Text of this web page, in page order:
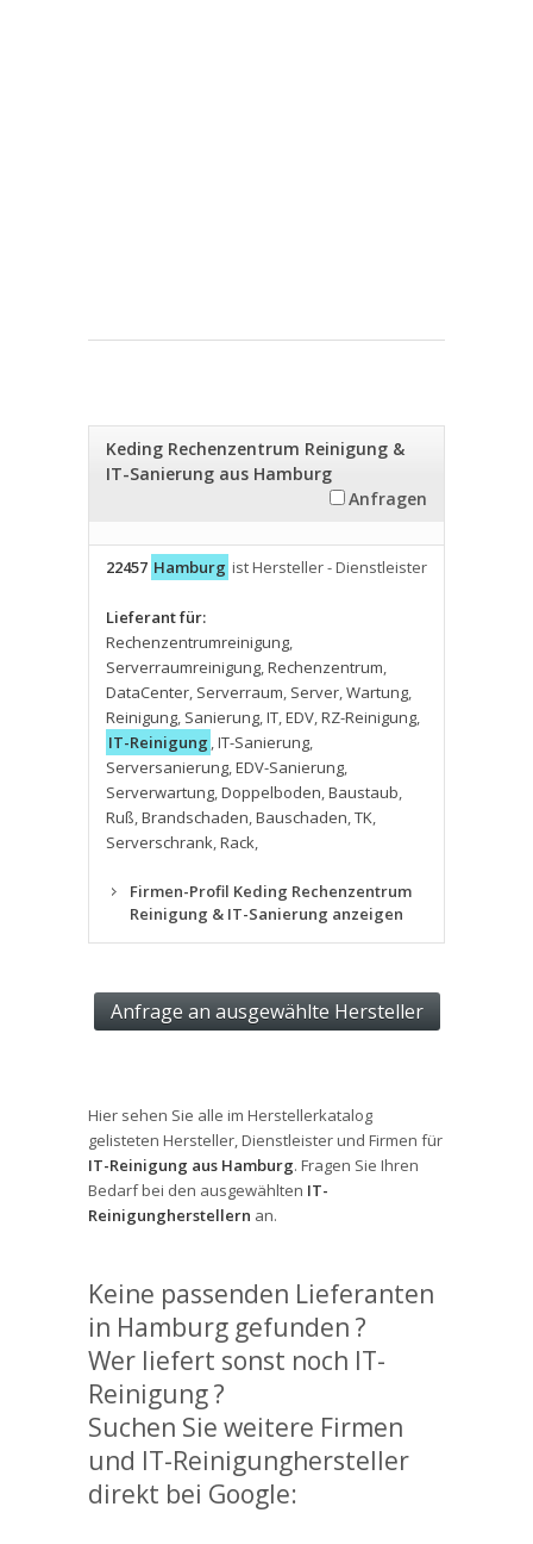
Keding Rechenzentrum Reinigung &
IT-Sanierung aus Hamburg
Anfragen
22457 Hamburg ist Hersteller - Dienstleister
Lieferant für:
Rechenzentrumreinigung,
Serverraumreinigung,Rechenzentrum,
DataCenter, Serverraum, Server,Wartung,
Reinigung, Sanierung,IT,EDV,RZ-Reinigung,
IT-Reinigung ,IT-Sanierung,
Serversanierung,EDV-Sanierung,
Serverwartung,Doppelboden,Baustaub,
Ruß,Brandschaden,Bauschaden,TK,
Serverschrank,Rack,
Firmen-Profil Keding Rechenzentrum
Reinigung & IT-Sanierung anzeigen
Hier sehen Sie alle im Herstellerkatalog
gelisteten Hersteller, Dienstleister und Firmen für
IT-Reinigung aus Hamburg. Fragen Sie Ihren
Bedarf bei den ausgewählten IT-
Reinigungherstellern an.
Keine passenden Lieferanten
in Hamburg gefunden ?
Wer liefert sonst noch IT-
Reinigung ?
Suchen Sie weitere Firmen
und IT-Reinigunghersteller
direkt bei Google: